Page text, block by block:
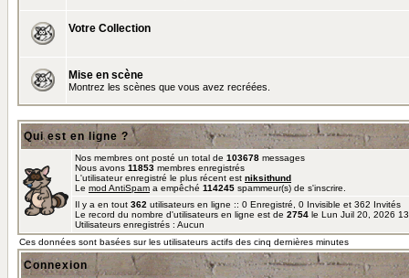
Votre Collection
Mise en scène
Montrez les scènes que vous avez recréées.
Qui est en ligne ?
Nos membres ont posté un total de 103678 messages
Nous avons 11853 membres enregistrés
L'utilisateur enregistré le plus récent est niksithund
Le mod AntiSpam a empêché 114245 spammeur(s) de s'inscrire.
Il y a en tout 362 utilisateurs en ligne :: 0 Enregistré, 0 Invisible et 362
Le record du nombre d'utilisateurs en ligne est de 2754 le Lun Juil 20, 2026
Utilisateurs enregistrés : Aucun
Ces données sont basées sur les utilisateurs actifs des cinq dernières minutes
Connexion